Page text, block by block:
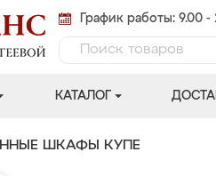
График работы: 9.00 -
КАТАЛОГ
ШКАФЫ КУПЕ